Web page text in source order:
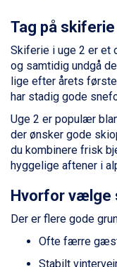
Champoluc fra
Sestriere fra
Wagrain fra
Ischgl fra DKK
Fieberbrunn
St. Anton fra
Zell am See
Livigno fra
Canazei fra
Ponte di Legno
Alleghe fra
Bad Gastein
Arabba fra
La Thuile fra
Tag på
Skiferie i uge 2 er et
og samtidig undgå
lige efter årets
har stadig gode
Uge 2 er populær
der ønsker gode
du kombinere frisk
hyggelige aftener i
Hvorfor vælge
Der er flere gode
Ofte færre
Stabilt